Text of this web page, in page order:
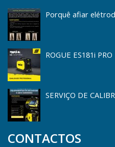
Porquê afiar
ROGUE ES181i PRO
SERVIÇO DE
CONTACTOS